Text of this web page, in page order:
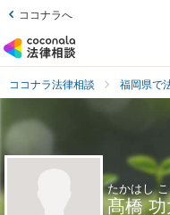
ココナラへ
ココナラ法律相談 福岡県で
たかはし
髙橋 功